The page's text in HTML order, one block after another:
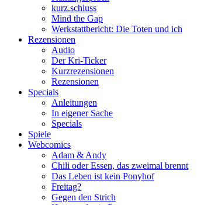
kurz.schluss
Mind the Gap
Werkstattbericht: Die Toten und ich
Rezensionen
Audio
Der Kri-Ticker
Kurzrezensionen
Rezensionen
Specials
Anleitungen
In eigener Sache
Specials
Spiele
Webcomics
Adam & Andy
Chili oder Essen, das zweimal brennt
Das Leben ist kein Ponyhof
Freitag?
Gegen den Strich